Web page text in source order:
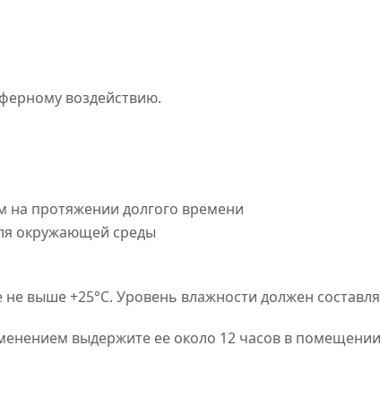
воздействию.
на протяжении долгого времени
окружающей среды
выше +25°C. Уровень влажности должен
выдержите ее около 12 часов в